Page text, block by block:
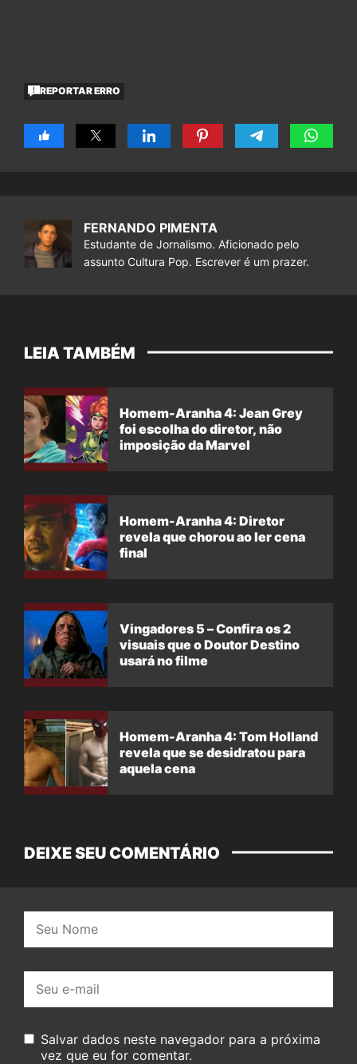
REPORTAR ERRO
FERNANDO PIMENTA
Estudante de Jornalismo. Aficionado pelo
assunto Cultura Pop. Escrever é um prazer.
LEIA TAMBÉM
Homem-Aranha 4: Jean Grey
foi escolha do diretor, não
imposição da Marvel
Homem-Aranha 4: Diretor
revela que chorou ao ler cena
final
Vingadores 5 – Confira os 2
visuais que o Doutor Destino
usará no filme
Homem-Aranha 4: Tom Holland
revela que se desidratou para
aquela cena
DEIXE SEU COMENTÁRIO
mail:
Salvar dados neste navegador para a próxima
vez que eu for comentar.